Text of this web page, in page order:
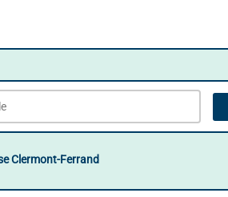
Clermont-Ferrand